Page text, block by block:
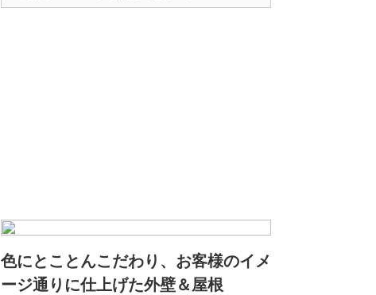
色にとことんこだわり、お客様のイメ
ージ通りに仕上げた外壁＆屋根